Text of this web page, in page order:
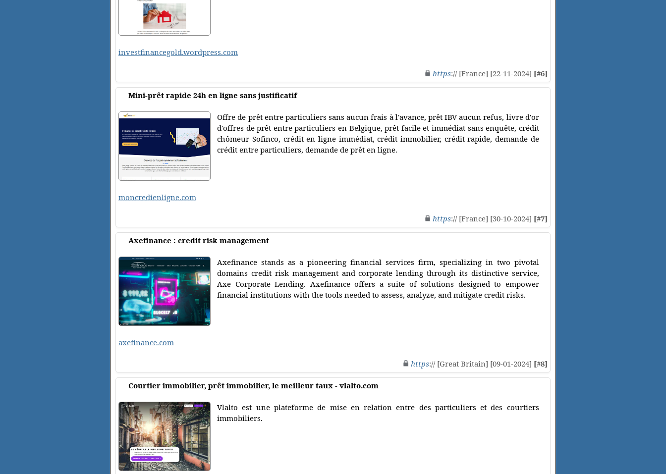
investfinancegold.wordpress.com
https:// [France] [22-11-2024] [#6]
Mini-prêt rapide 24h en ligne sans justificatif
Offre de prêt entre particuliers sans aucun frais à l'avance, prêt IBV aucun refus, livre d'or
d'offres de prêt entre particuliers en Belgique, prêt facile et immédiat sans enquête, crédit
chômeur Sofinco, crédit en ligne immédiat, crédit immobilier, crédit rapide, demande de
crédit entre particuliers, demande de prêt en ligne.
moncredienligne.com
https:// [France] [30-10-2024] [#7]
Axefinance : credit risk management
Axefinance stands as a pioneering financial services firm, specializing in two pivotal
domains credit risk management and corporate lending through its distinctive service,
Axe Corporate Lending. Axefinance offers a suite of solutions designed to empower
financial institutions with the tools needed to assess, analyze, and mitigate credit risks.
axefinance.com
https:// [Great Britain] [09-01-2024] [#8]
Courtier immobilier, prêt immobilier, le meilleur taux - vlalto.com
Vlalto est une plateforme de mise en relation entre des particuliers et des courtiers
immobiliers.